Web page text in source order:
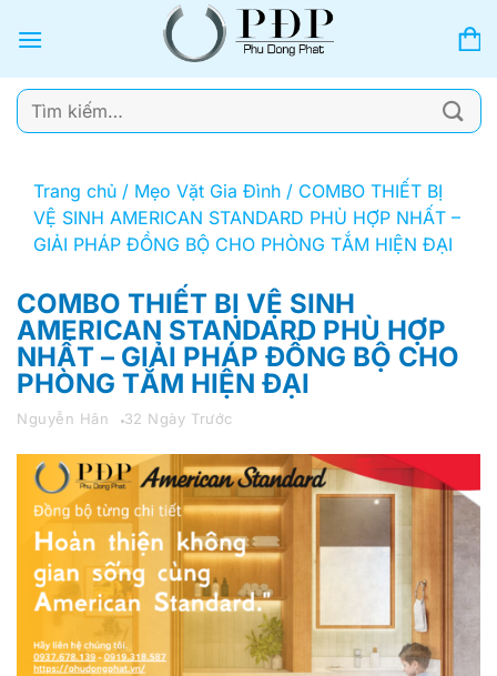
qua
dung
Tìm
kiếm:
Trang chủ / Mẹo Vặt Gia Đình / COMBO THIẾT BỊ
VỆ SINH AMERICAN STANDARD PHÙ HỢP NHẤT –
GIẢI PHÁP ĐỒNG BỘ CHO PHÒNG TẮM HIỆN ĐẠI
COMBO THIẾT BỊ VỆ SINH
AMERICAN STANDARD PHÙ HỢP
NHẤT – GIẢI PHÁP ĐỒNG BỘ CHO
PHÒNG TẮM HIỆN ĐẠI
Nguyễn Hân 32 Ngày Trước